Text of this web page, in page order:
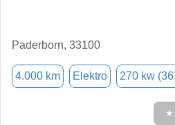
Paderborn, 33100
4.000 km Elektro 270 kw
★